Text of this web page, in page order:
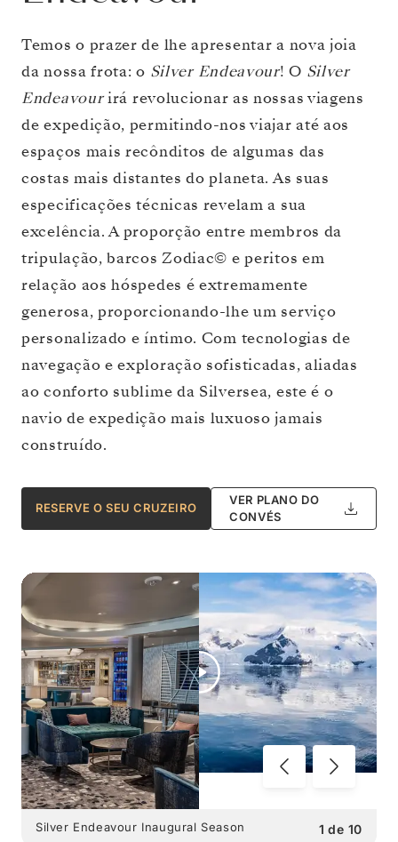
Temos o prazer de lhe apresentar a nova joia
da nossa frota: o Silver Endeavour! O Silver
Endeavourirá revolucionar as nossas viagens
de expedição, permitindo-nos viajar até aos
espaços mais recônditos de algumas das
costas mais distantes do planeta. As suas
especificações técnicas revelam a sua
excelência. A proporção entre membros da
tripulação, barcos Zodiac© e peritos em
relação aos hóspedes é extremamente
generosa, proporcionando-lhe um serviço
personalizado e íntimo. Com tecnologias de
navegação e exploração sofisticadas, aliadas
ao conforto sublime da Silversea, este é o
navio de expedição mais luxuoso jamais
construído.
RESERVE O SEU CRUZEIRO
VER PLANO DO
CONVÉS
1 de 10
Silver Endeavour Inaugural Season